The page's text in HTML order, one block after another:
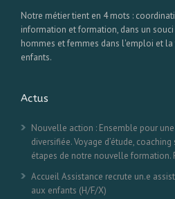
Notre métier tient en 4 mots :
information et formation, dans un
hommes et femmes dans l'emploi et
enfants.
Actus
Nouvelle action : Ensemble pour
diversifiée. Voyage d’étude,
étapes de notre nouvelle formation.
Accueil Assistance recrute un.e
aux enfants (H/F/X)